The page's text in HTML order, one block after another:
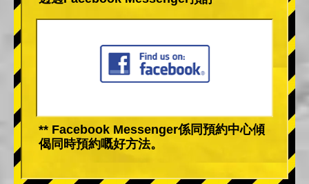
** Facebook Messenger係同預約中心傾
偈同時預約嘅好方法。